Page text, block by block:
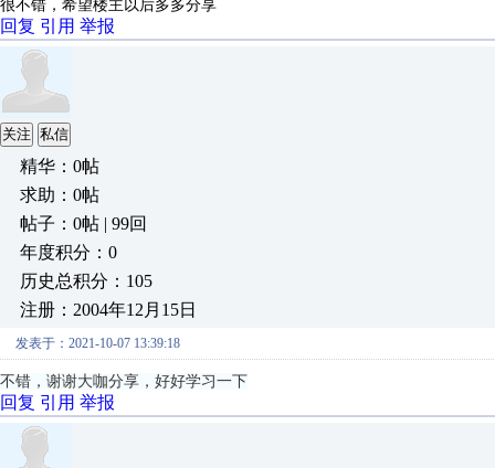
很不错，希望楼主以后多多分享
回复 引用 举报
关注 私信
精华：0帖
求助：0帖
帖子：0帖 | 99回
年度积分：0
历史总积分：105
注册：2004年12月15日
发表于：2021-10-07 13:39:18
不错，谢谢大咖分享，好好学习一下
回复 引用 举报